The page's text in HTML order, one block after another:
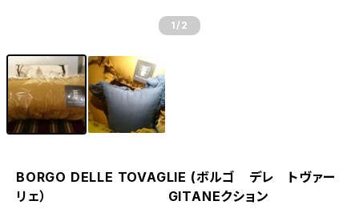
1 /2
BORGO DELLE TOVAGLIE (ボルゴ デレ トヴァー
リェ） GITANEクション